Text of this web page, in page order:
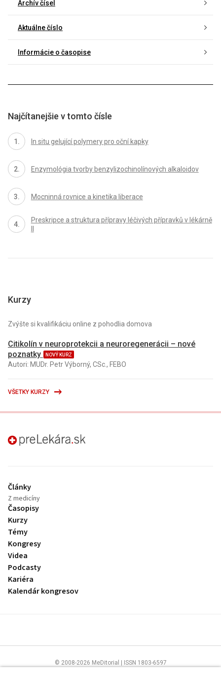
Archív čísel
Aktuálne číslo
Informácie o časopise
Najčítanejšie v tomto čísle
In situ gelující polymery pro oční kapky
Enzymológia tvorby benzylizochinolínových alkaloidov
Mocninná rovnice a kinetika liberace
Preskripce a struktura přípravy léčivých přípravků v lékárně
Kurzy
Zvýšte si kvalifikáciu online z pohodlia domova
Citikolín v neuroprotekcii a neuroregenerácii – nové
poznatky
NOVÝ KURZ
Autori: MUDr. Petr Výborný, CSc., FEBO
VŠETKY KURZY
preLekára.sk
Články
Z medicíny
Časopisy
Kurzy
Témy
Kongresy
Videa
Podcasty
Kariéra
Kalendár kongresov
© 2008-2026 MeDitorial | ISSN 1803-6597